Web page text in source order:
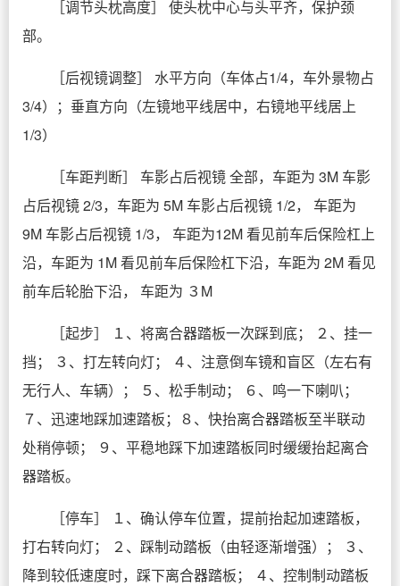
［调节头枕高度］ 使头枕中心与头平齐，保护颈
部。
［后视镜调整］ 水平方向（车体占1/4，车外景物占
3/4）；垂直方向（左镜地平线居中，右镜地平线居上
1/3）
［车距判断］ 车影占后视镜 全部，车距为 3M 车影
占后视镜 2/3，车距为 5M 车影占后视镜 1/2， 车距为
9M 车影占后视镜 1/3， 车距为12M 看见前车后保险杠上
沿，车距为 1M 看见前车后保险杠下沿，车距为 2M 看见
前车后轮胎下沿， 车距为 ３M
［起步］ １、将离合器踏板一次踩到底； ２、挂一
挡； ３、打左转向灯； ４、注意倒车镜和盲区（左右有
无行人、车辆）； ５、松手制动； ６、鸣一下喇叭；
７、迅速地踩加速踏板；８、快抬离合器踏板至半联动
处稍停顿； ９、平稳地踩下加速踏板同时缓缓抬起离合
器踏板。
［停车］ １、确认停车位置，提前抬起加速踏板，
打右转向灯； ２、踩制动踏板（由轻逐渐增强）； ３、
降到较低速度时，踩下离合器踏板； ４、控制制动踏板